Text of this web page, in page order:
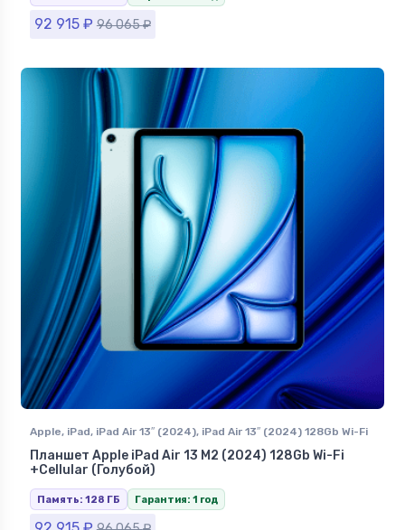
92 915 ₽ 96 065₽
Apple, iPad, iPad Air 13″ (2024), iPad Air 13″ (2024) 128Gb Wi-Fi
+Сellular
Планшет Apple iPad Air 13 M2 (2024) 128Gb Wi-Fi
+Сellular (Голубой)
Память: 128 ГБ Гарантия: 1 год